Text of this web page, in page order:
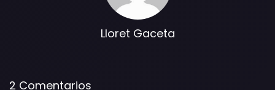
Lloret Gaceta
2 Comentarios